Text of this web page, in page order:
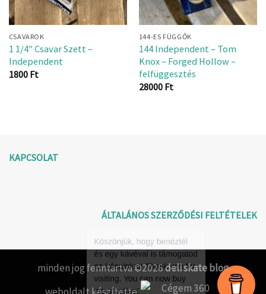
CSAVAROK
1 1/4″ Csavar Szett –
Independent
1800 Ft
144-ES FÜGGŐK
144 Independent – Tom
Knox – Forged Hollow –
felfüggesztés
28000 Ft
KAPCSOLAT
ÁLTALÁNOS SZERZŐDÉSI FELTÉTELEK
minden jog fenntartva ©2026deli skate blog